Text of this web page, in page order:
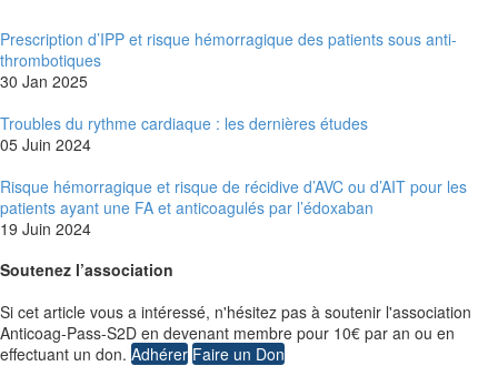
Prescription d’IPP et risque hémorragique des patients sous anti-
thrombotiques
30 Jan 2025
Troubles du rythme cardiaque : les dernières études
05 Juin 2024
Risque hémorragique et risque de récidive d’AVC ou d’AIT pour les
patients ayant une FA et anticoagulés par l’édoxaban
19 Juin 2024
Soutenez l’association
Si cet article vous a intéressé, n'hésitez pas à soutenir l'association
Anticoag-Pass-S2D en devenant membre pour 10€ par an ou en
effectuant un don. Adhérer Faire un Don